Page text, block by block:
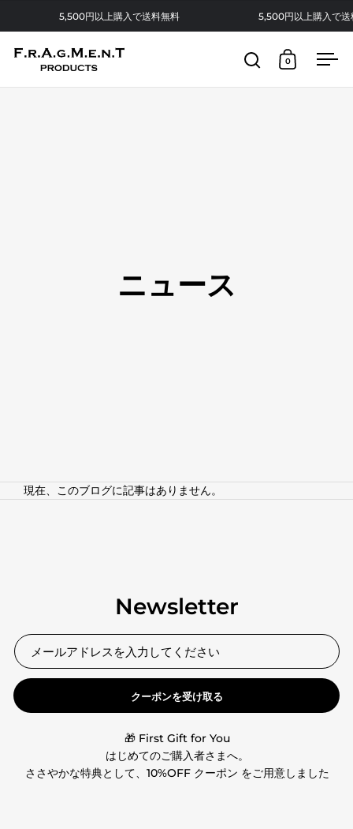
コンテンツへスキップ
5,500円以上購入で送料無料 5,500円以上購入で送
検索を開くカートを開
0 メ
ニュース
現在、このブログに記事はありません。
Newsletter
クーポンを受け取る
🎁 First Gift for You
はじめてのご購入者さまへ。
ささやかな特典として、10%OFF クーポン をご用意しました